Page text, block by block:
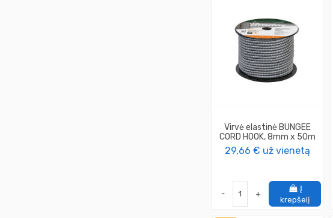
Virvė elastinė BUNGEE
CORD HOOK, 8mm x 50m
29,66 € už vienetą
- +
Į
krepšelį